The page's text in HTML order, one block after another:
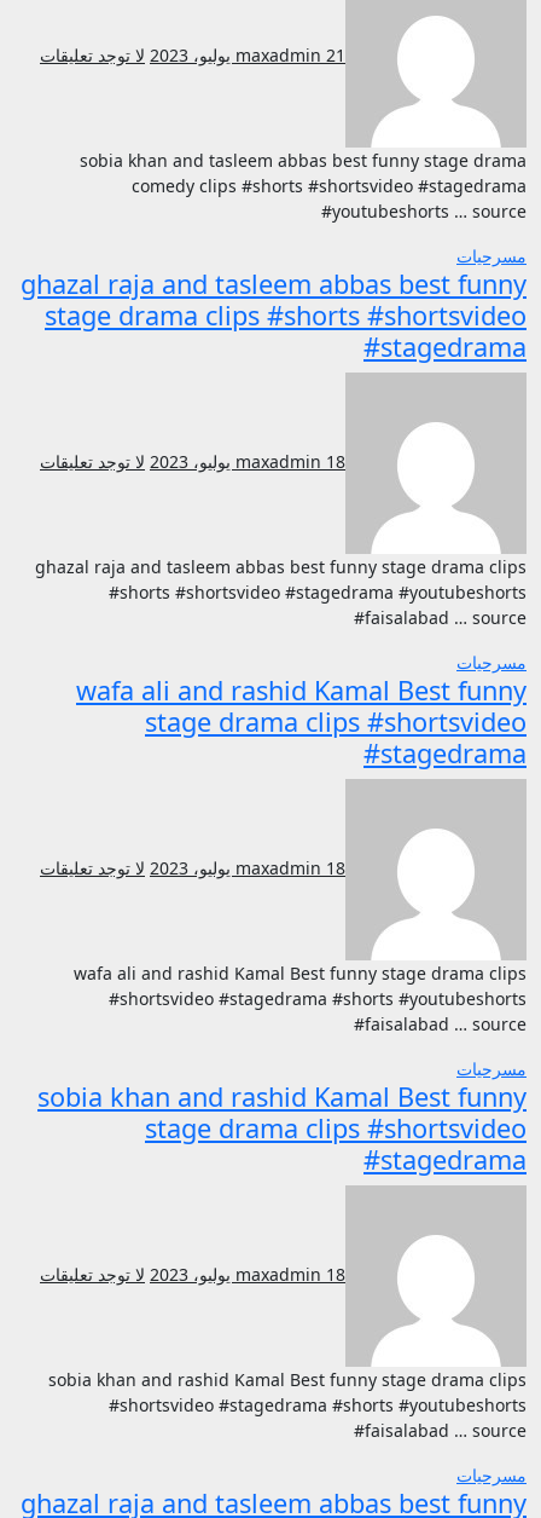
maxadmin 21 يوليو، 2023 لا توجد تعليقات
sobia khan and tasleem abbas best funny stage drama
comedy clips #shorts #shortsvideo #stagedrama
#youtubeshorts … source
مسرحيات
ghazal raja and tasleem abbas best funny
stage drama clips #shorts #shortsvideo
#stagedrama
maxadmin 18 يوليو، 2023 لا توجد تعليقات
ghazal raja and tasleem abbas best funny stage drama clips
#shorts #shortsvideo #stagedrama #youtubeshorts
#faisalabad … source
مسرحيات
wafa ali and rashid Kamal Best funny
stage drama clips #shortsvideo
#stagedrama
maxadmin 18 يوليو، 2023 لا توجد تعليقات
wafa ali and rashid Kamal Best funny stage drama clips
#shortsvideo #stagedrama #shorts #youtubeshorts
#faisalabad … source
مسرحيات
sobia khan and rashid Kamal Best funny
stage drama clips #shortsvideo
#stagedrama
maxadmin 18 يوليو، 2023 لا توجد تعليقات
sobia khan and rashid Kamal Best funny stage drama clips
#shortsvideo #stagedrama #shorts #youtubeshorts
#faisalabad … source
مسرحيات
ghazal raja and tasleem abbas best funny